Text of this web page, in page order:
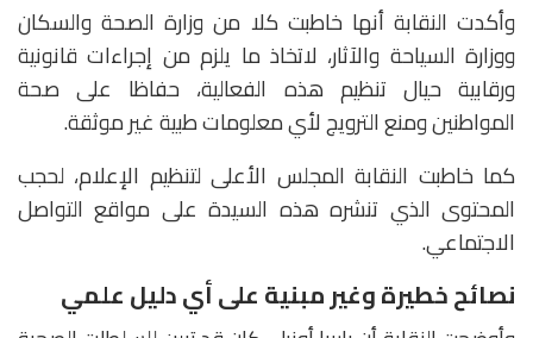
وأكدت النقابة أنها خاطبت كلا من وزارة الصحة والسكان
ووزارة السياحة والآثار، لاتخاذ ما يلزم من إجراءات قانونية
ورقابية حيال تنظيم هذه الفعالية، حفاظا على صحة
المواطنين ومنع الترويج لأي معلومات طبية غير موثقة.
كما خاطبت النقابة المجلس الأعلى لتنظيم الإعلام، لحجب
المحتوى الذي تنشره هذه السيدة على مواقع التواصل
الاجتماعي.
نصائح خطيرة وغير مبنية على أي دليل علمي